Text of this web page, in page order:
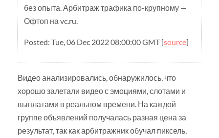
без опыта. Арбитраж трафика по-крупному —
Офтоп на vc.ru.
Posted: Tue, 06 Dec 2022 08:00:00 GMT [source]
Видео анализировались, обнаружилось, что
хорошо залетали видео с эмоциями, слотами и
выплатами в реальном времени. На каждой
группе объявлений получалась разная цена за
результат, так как арбитражник обучал пиксель,